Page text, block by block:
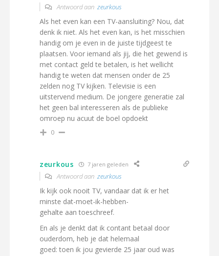
Antwoord aan zeurkous
Als het even kan een TV-aansluiting? Nou, dat
denk ik niet. Als het even kan, is het misschien
handig om je even in de juiste tijdgeest te
plaatsen. Voor iemand als jij, die het gewend is
met contact geld te betalen, is het wellicht
handig te weten dat mensen onder de 25
zelden nog TV kijken. Televisie is een
uitstervend medium. De jongere generatie zal
het geen bal interesseren als de publieke
omroep nu acuut de boel opdoekt
0
zeurkous 7 jaren geleden
Antwoord aan zeurkous
Ik kijk ook nooit TV, vandaar dat ik er het
minste dat-moet-ik-hebben-
gehalte aan toeschreef.
En als je denkt dat ik contant betaal door
ouderdom, heb je dat helemaal
goed: toen ik jou gevierde 25 jaar oud was